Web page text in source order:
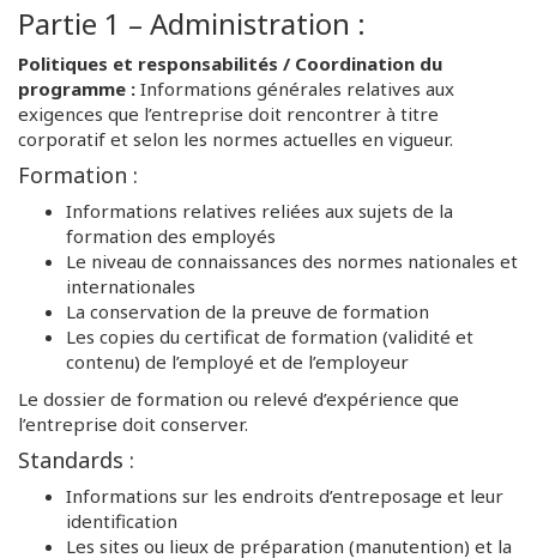
Partie 1 – Administration :
Politiques et responsabilités / Coordination du
programme : Informations générales relatives aux
exigences que l’entreprise doit rencontrer à titre
corporatif et selon les normes actuelles en vigueur.
Formation :
Informations relatives reliées aux sujets de la
formation des employés
Le niveau de connaissances des normes nationales et
internationales
La conservation de la preuve de formation
Les copies du certificat de formation (validité et
contenu) de l’employé et de l’employeur
Le dossier de formation ou relevé d’expérience que
l’entreprise doit conserver.
Standards :
Informations sur les endroits d’entreposage et leur
identification
Les sites ou lieux de préparation (manutention) et la